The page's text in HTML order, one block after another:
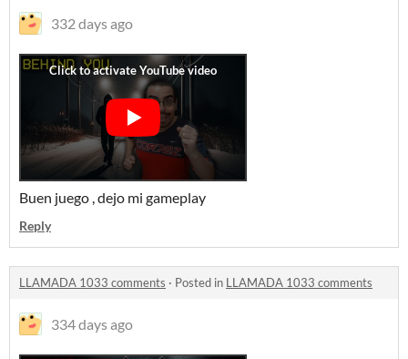
332 days ago
Buen juego , dejo mi gameplay
Reply
LLAMADA 1033 comments · Posted in LLAMADA 1033 comments
334 days ago